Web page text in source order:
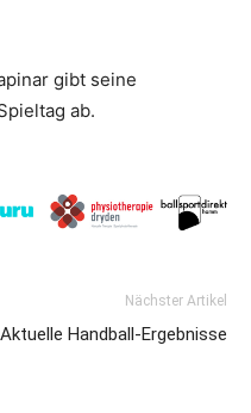
gibt seine
ab.
Nächster Artikel
Aktuelle Handball-Ergebnisse